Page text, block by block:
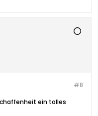
#8
ein tolles